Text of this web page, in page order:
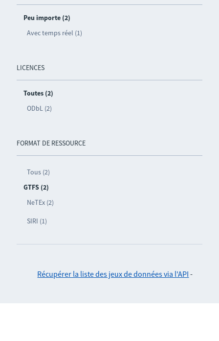
Peu importe (2)
Avec temps réel (1)
LICENCES
Toutes (2)
ODbL (2)
FORMAT DE RESSOURCE
Tous (2)
GTFS (2)
NeTEx (2)
SIRI (1)
Récupérer la liste des jeux de données via l'API -